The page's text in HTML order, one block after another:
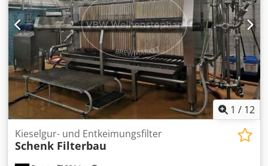
1 / 12
Kieselgur- und Entkeimungsfilter
Schenk Filterbau